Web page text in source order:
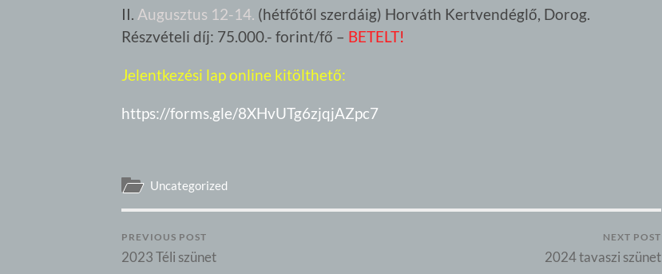
II. Augusztus 12-14. (hétfőtől szerdáig) Horváth Kertvendéglő, Dorog.
Részvételi díj: 75.000.- forint/fő – BETELT!
Jelentkezési lap online kitölthető:
https://forms.gle/8XHvUTg6zjqjAZpc7
Uncategorized
PREVIOUS POST
2023 Téli szünet
NEXT POST
2024 tavaszi szünet